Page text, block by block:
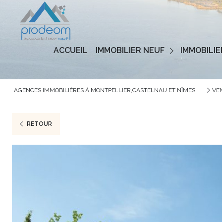
ACCUEIL IMMOBILIER NEUF
Programmes Neufs
AGENCES IMMOBILIÈRES À MONTPELLIER,CASTELNAU ET NÎMES
RETOUR